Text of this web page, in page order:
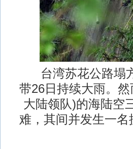
台湾苏花公路塌方
带26日持续大雨。
大陆领队)的海陆空
难，其间并发生一